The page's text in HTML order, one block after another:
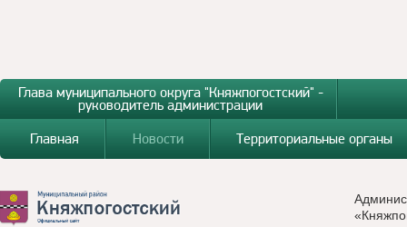
Глава муниципального округа "Княжпогостский" -
руководитель администрации
Главная
Новости Территориальные органы